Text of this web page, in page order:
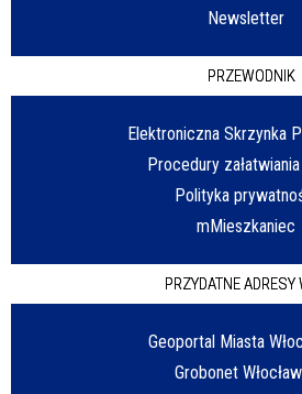
Newsletter
PRZEWODNIK
Elektroniczna Skrzynka
Procedury
Polityka
mMieszkaniec
PRZYDATNE ADRESY
Geoportal Miasta
Grobonet